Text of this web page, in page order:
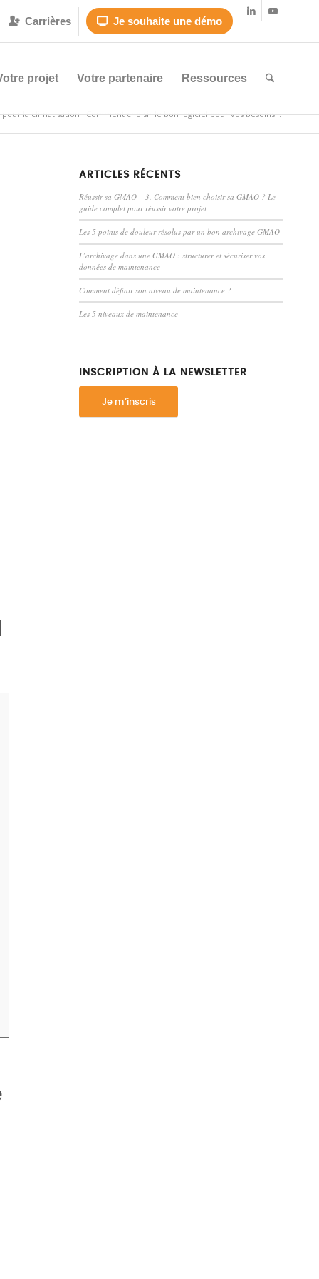
Carrières Je souhaite une démo
projet Votre partenaire Ressources
pour la climatisation : Comment choisir le bon logiciel pour vos besoins...
ARTICLES RÉCENTS
Réussir sa GMAO – 3. Comment bien choisir sa GMAO ? Le
guide complet pour réussir votre projet
Les 5 points de douleur résolus par un bon archivage GMAO
L’archivage dans une GMAO : structurer et sécuriser vos
données de maintenance
Comment définir son niveau de maintenance ?
Les 5 niveaux de maintenance
INSCRIPTION À LA NEWSLETTER
Je m’inscris